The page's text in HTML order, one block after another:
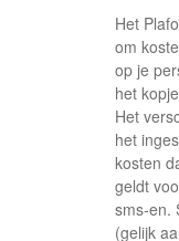
Het
om
op je
het
Het
het
kosten
geldt
sms-en.
(gelijk